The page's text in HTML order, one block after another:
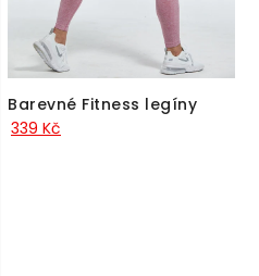
Barevné Fitness legíny
339 Kč